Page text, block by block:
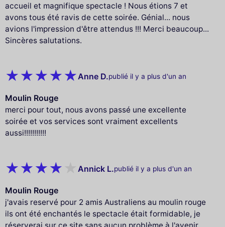
accueil et magnifique spectacle ! Nous étions 7 et
avons tous été ravis de cette soirée. Génial... nous
avions l'impression d'être attendus !!! Merci beaucoup...
Sincères salutations.
Anne D.publié il y a plus d'un an
Moulin Rouge
merci pour tout, nous avons passé une excellente
soirée et vos services sont vraiment excellents
aussi!!!!!!!!!!!
Annick L.publié il y a plus d'un an
Moulin Rouge
j'avais reservé pour 2 amis Australiens au moulin rouge
ils ont été enchantés le spectacle était formidable, je
réserverai sur ce site sans aucun problème à l'avenir.